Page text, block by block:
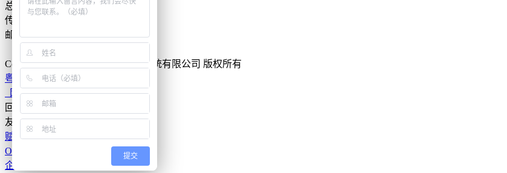
总机：（ 0755 ）86315556
传真：（ 0755 ）86315559
邮编：330520
全国统一服务热线：
Copyright©2017 深圳市赋安安全系统有限公司 版权所有
粤ICP备11067334号
网站地图
回到顶部
友情链接:
赋安科技产业园
OA系统登录
企业邮箱
提交